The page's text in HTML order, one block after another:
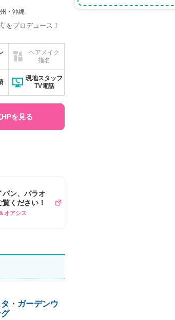
・沖縄
をプロデュース！
ヘアメイク
指名
現地スタッフ
TV電話
を見る
パン、パラオ
ください！
オアシス
・ガーデンウ